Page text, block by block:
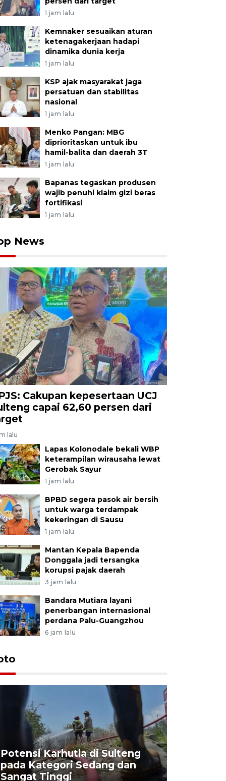
1 jam lalu
Kemnaker sesuaikan aturan
ketenagakerjaan hadapi
dinamika dunia kerja
1 jam lalu
KSP ajak masyarakat jaga
persatuan dan stabilitas
nasional
1 jam lalu
Menko Pangan: MBG
diprioritaskan untuk ibu
hamil-balita dan daerah 3T
1 jam lalu
Bapanas tegaskan produsen
wajib penuhi klaim gizi beras
fortifikasi
1 jam lalu
News
Cakupan kepesertaan UCJ
capai 62,60 persen dari
lalu
Lapas Kolonodale bekali WBP
keterampilan wirausaha lewat
Gerobak Sayur
1 jam lalu
BPBD segera pasok air bersih
untuk warga terdampak
kekeringan di Sausu
1 jam lalu
Mantan Kepala Bapenda
Donggala jadi tersangka
korupsi pajak daerah
3 jam lalu
Bandara Mutiara layani
penerbangan internasional
perdana Palu-Guangzhou
6 jam lalu
Potensi Karhutla di Sulteng
pada Kategori Sedang dan
Sangat Tinggi